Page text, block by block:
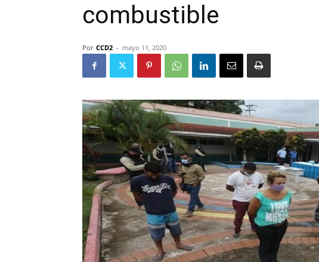
combustible
Por CCD2 - mayo 11, 2020